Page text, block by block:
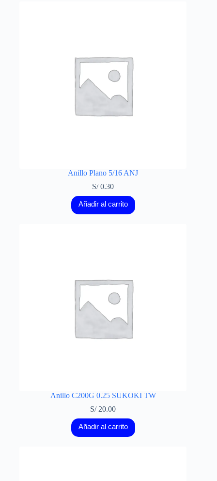
Anillo Plano 5/16 ANJ
S/0.30
Añadir al carrito
Anillo C200G 0.25 SUKOKI TW
S/20.00
Añadir al carrito